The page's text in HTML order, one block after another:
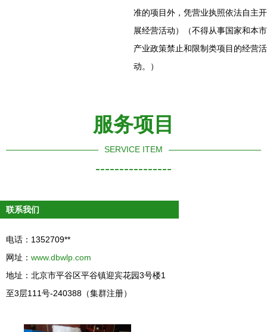
准的项目外，凭营业执照依法自主开
展经营活动）（不得从事国家和本市
产业政策禁止和限制类项目的经营活
动。）
服务项目
SERVICE ITEM
----------------
联系我们
电话：1352709**
网址： www.dbwlp.com
地址：北京市平谷区平谷镇迎宾花园3号楼1
至3层111号-240388（集群注册）